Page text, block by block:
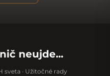
neujde...
sveta · Užitočné rady